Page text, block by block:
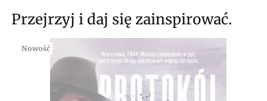
Przejrzyj i daj się zainspirować.
Nowość